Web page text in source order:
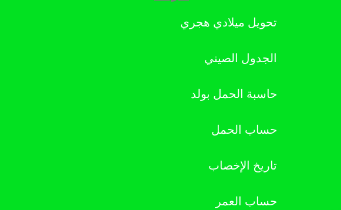
تحويل ميلادي هجري
الجدول الصيني
حاسبة الحمل بولد
حساب الحمل
تاريخ الإخصاب
حساب العمر